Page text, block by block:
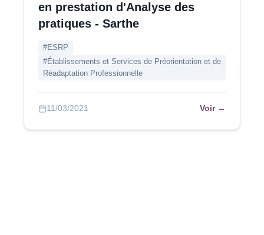
en prestation d'Analyse des
pratiques - Sarthe
#ESRP
#Établissements et Services de Préorientation et de
Réadaptation Professionnelle
11/03/2021 Voir →